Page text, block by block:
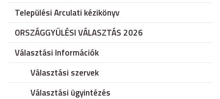
Települési Arculati kézikönyv
ORSZÁGGYÜLÉSI VÁLASZTÁS 2026
Választási Információk
Választási szervek
Választási ügyintézés